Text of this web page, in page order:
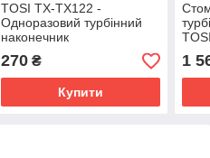
TOSI TX-TX122 -
Одноразовий турбінний
наконечник
270₴
Купити
1